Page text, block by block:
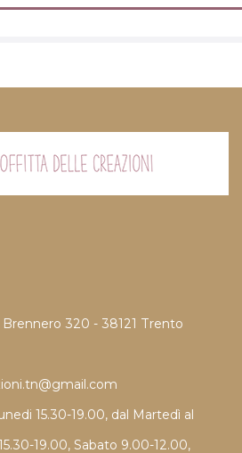
320 - 38121 Trento
15.30-19.00, dal Martedì al
19.00, Sabato 9.00-12.00,